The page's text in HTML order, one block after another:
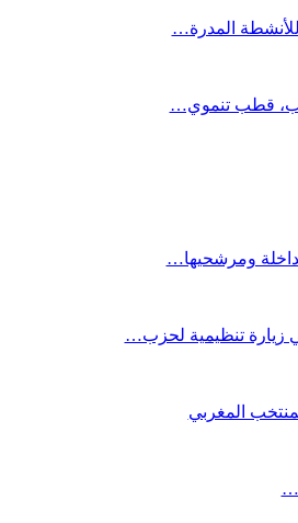
للأنشطة المدرة…
قطب تنموي…
ومرشحيها…
زيارة تنظيمية لحزب…
المغربي